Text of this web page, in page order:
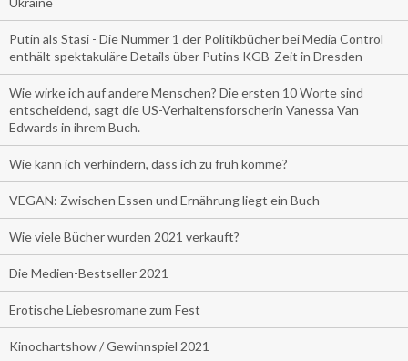
Putin als Stasi - Die Nummer 1 der Politikbücher bei Media Control
enthält spektakuläre Details über Putins KGB-Zeit in Dresden
Wie wirke ich auf andere Menschen? Die ersten 10 Worte sind
entscheidend, sagt die US-Verhaltensforscherin Vanessa Van
Edwards in ihrem Buch.
Wie kann ich verhindern, dass ich zu früh komme?
VEGAN: Zwischen Essen und Ernährung liegt ein Buch
Wie viele Bücher wurden 2021 verkauft?
Die Medien-Bestseller 2021
Erotische Liebesromane zum Fest
Kinochartshow / Gewinnspiel 2021